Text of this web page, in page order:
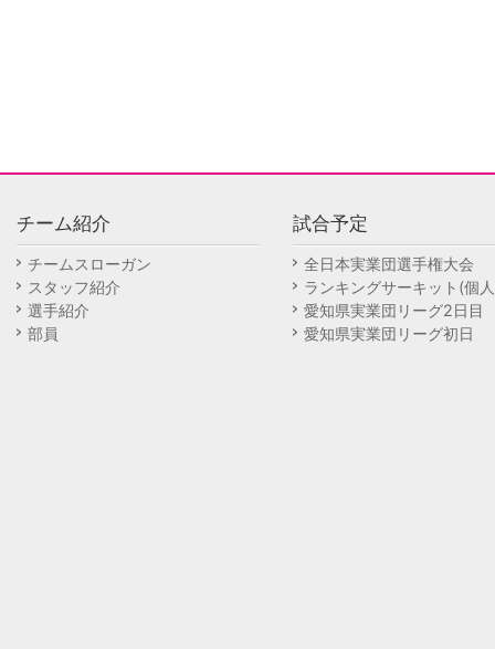
チーム紹介
チームスローガン
スタッフ紹介
選手紹介
部員
試合予定
全日本実業団選手権大会
ランキングサーキット(個
愛知県実業団リーグ2日目
愛知県実業団リーグ初日